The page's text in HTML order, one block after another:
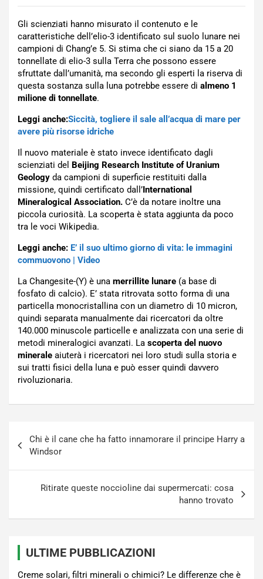
Gli scienziati hanno misurato il contenuto e le
caratteristiche dell’elio-3 identificato sul suolo lunare nei
campioni di Chang’e 5. Si stima che ci siano da 15 a 20
tonnellate di elio-3 sulla Terra che possono essere
sfruttate dall’umanità, ma secondo gli esperti la riserva di
questa sostanza sulla luna potrebbe essere di almeno 1
milione di tonnellate.
Leggi anche:Siccità, togliere il sale all’acqua di mare per
avere più risorse idriche
Il nuovo materiale è stato invece identificato dagli
scienziati del
Beijing Research Institute of Uranium
Geology da campioni di superficie restituiti dalla
missione, quindi certificato dall’ International
Mineralogical Association. C’è da notare inoltre una
piccola curiosità. La scoperta è stata aggiunta da poco
tra le voci Wikipedia.
Leggi anche: E’ il suo ultimo giorno di vita: le immagini
commuovono | Video
La Changesite-(Y) è una merrillite lunare (a base di
fosfato di calcio). E’ stata ritrovata sotto forma di una
particella monocristallina con un diametro di 10 micron,
quindi separata manualmente dai ricercatori da oltre
140.000 minuscole particelle e analizzata con una serie di
metodi mineralogici avanzati. La scoperta del nuovo
minerale aiuterà i ricercatori nei loro studi sulla storia e
sui tratti fisici della luna e può esser quindi davvero
rivoluzionaria.
articoli
Chi è il cane che ha fatto innamorare il principe Harry a
Windsor
Ritirate queste noccioline dai supermercati: cosa
hanno trovato
ULTIME PUBBLICAZIONI
Creme solari, filtri minerali o chimici? Le differenze che è